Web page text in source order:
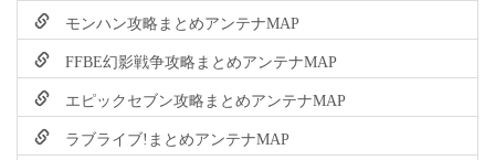
モンハン攻略まとめアンテナMAP
FFBE幻影戦争攻略まとめアンテナMAP
エピックセブン攻略まとめアンテナMAP
ラブライブ!まとめアンテナMAP